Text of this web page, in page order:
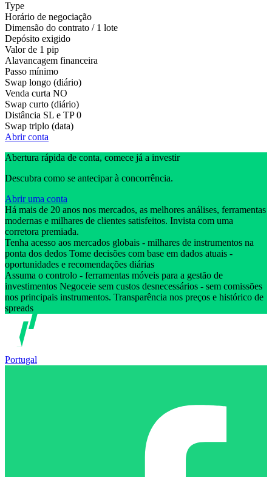
Type
Horário de negociação
Dimensão do contrato / 1 lote
Depósito exigido
Valor de 1 pip
Alavancagem financeira
Passo mínimo
Swap longo (diário)
Venda curta NO
Swap curto (diário)
Distância SL e TP 0
Swap triplo (data)
Abrir conta
Abertura rápida de conta, comece já a investir
Descubra como se antecipar à concorrência.
Abrir uma conta
Há mais de 20 anos nos mercados, as melhores análises, ferramentas
modernas e milhares de clientes satisfeitos. Invista com uma
corretora premiada.
Tenha acesso aos mercados globais - milhares de instrumentos na
ponta dos dedos Tome decisões com base em dados atuais -
oportunidades e recomendações diárias
Assuma o controlo - ferramentas móveis para a gestão de
investimentos Negoceie sem custos desnecessários - sem comissões
nos principais instrumentos. Transparência nos preços e histórico de
spreads
Portugal